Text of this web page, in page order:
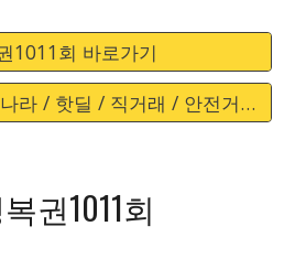
1011회 바로가기
오섹시스토어 - 중고나라 / 핫딜 / 직거래 / 안전거래 바로가기
권1011회